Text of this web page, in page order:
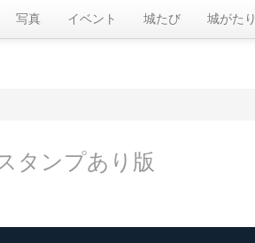
写真 イベント 城たび 城がたり
タンプあり版